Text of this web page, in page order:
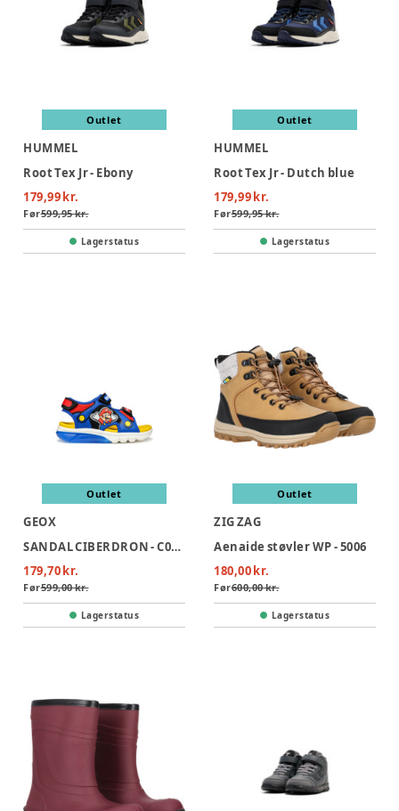
Outlet
HUMMEL
Root Tex Jr - Ebony
179,99 kr.
Før599,95 kr.
Lagerstatus
Outlet
HUMMEL
Root Tex Jr - Dutch blue
179,99 kr.
Før599,95 kr.
Lagerstatus
Outlet
GEOX
SANDAL CIBERDRON - C0833
179,70 kr.
Før599,00 kr.
Lagerstatus
Outlet
ZIG ZAG
Aenaide støvler WP - 5006
180,00 kr.
Før600,00 kr.
Lagerstatus